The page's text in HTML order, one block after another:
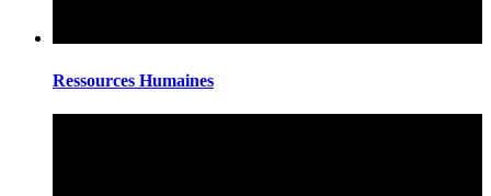
Ressources Humaines